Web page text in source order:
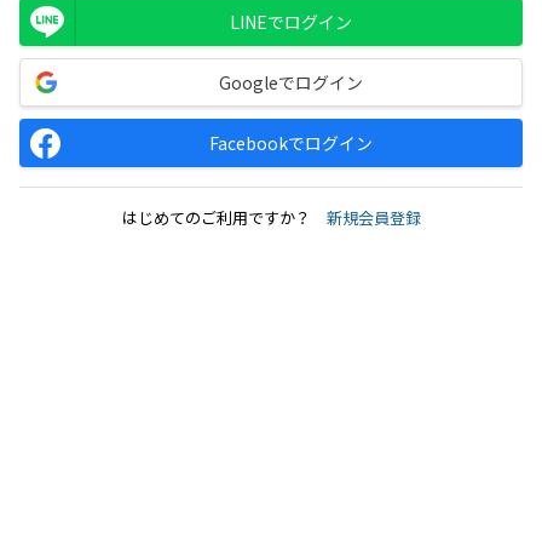
LINEでログイン
Googleでログイン
Facebookでログイン
はじめてのご利用ですか？ 新規会員登録